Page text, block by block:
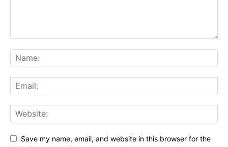
Save my name, email, and website in this browser for the